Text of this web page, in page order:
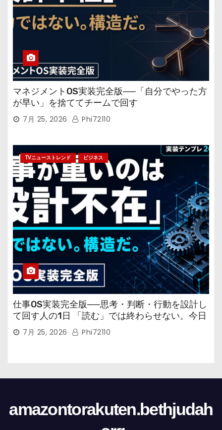
マネジメントOS実装完全版──「自分でやった方
が早い」を捨ててチームで回す
7月 25, 2026 Phi72110
TVニューストレンド ビジネス
仕事OS実装完全版──思考・判断・行動を設計し
て回す人の1日 「読む」では終わらせない。今日
から回す実装書だ。
7月 25, 2026 Phi72110
amazontorakuten.bethjudah